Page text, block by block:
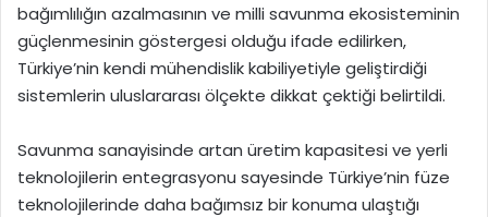
bağımlılığın azalmasının ve milli savunma ekosisteminin
güçlenmesinin göstergesi olduğu ifade edilirken,
Türkiye’nin kendi mühendislik kabiliyetiyle geliştirdiği
sistemlerin uluslararası ölçekte dikkat çektiği belirtildi.
Savunma sanayisinde artan üretim kapasitesi ve yerli
teknolojilerin entegrasyonu sayesinde Türkiye’nin füze
teknolojilerinde daha bağımsız bir konuma ulaştığı